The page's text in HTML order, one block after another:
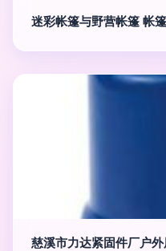
迷彩帐篷与野营帐篷 帐
慈溪市力达紧固件厂户